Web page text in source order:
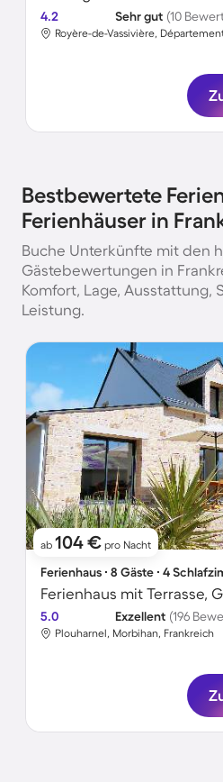
4.2 Sehr gut (10
Royère-de-Vassivière,
Bestbewertete
Ferienhäuser in
Buche Unterkünfte mit den
Gästebewertungen in
Komfort, Lage, Ausstattung,
Leistung.
ab 104 € pro Nacht
Ferienhaus ∙ 8 Gäste ∙ 4
Ferienhaus mit Terrasse,
5.0 Exzellent (196
Plouharnel, Morbihan, Frankreich